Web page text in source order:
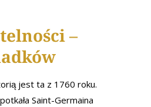
–
jest ta z 1760 roku.
Saint-Germaina